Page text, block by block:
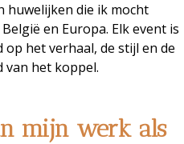
huwelijken die ik mocht
en Europa. Elk event is
het verhaal, de stijl en de
van het koppel.
mijn werk als